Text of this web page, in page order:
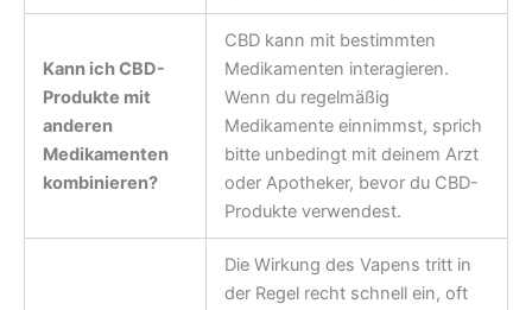
Kann ich CBD-
Produkte mit
anderen
Medikamenten
kombinieren?
CBD kann mit bestimmten
Medikamenten interagieren.
Wenn du regelmäßig
Medikamente einnimmst, sprich
bitte unbedingt mit deinem Arzt
oder Apotheker, bevor du CBD-
Produkte verwendest.
Die Wirkung des Vapens tritt in
der Regel recht schnell ein, oft